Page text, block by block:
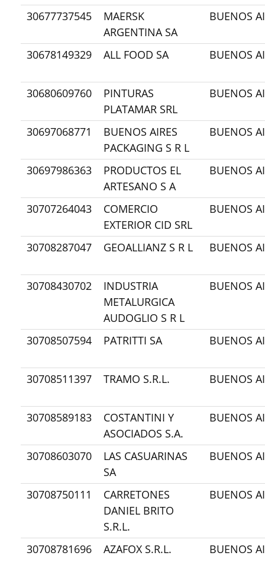
30677737545
MAERSK
ARGENTINA SA
BUENOS
30678149329 ALL FOOD SA BUENOS
30680609760
PINTURAS
PLATAMAR SRL
BUENOS
30697068771
BUENOS AIRES
PACKAGING S R L
BUENOS
30697986363
PRODUCTOS EL
ARTESANO S A
BUENOS
30707264043
COMERCIO
EXTERIOR CID SRL
BUENOS
30708287047 GEOALLIANZ S R L BUENOS
30708430702
INDUSTRIA
METALURGICA
AUDOGLIO S R L
BUENOS
30708507594 PATRITTI SA BUENOS
30708511397 TRAMO S.R.L. BUENOS
30708589183
COSTANTINI Y
ASOCIADOS S.A.
BUENOS
30708603070
LAS CASUARINAS
SA
BUENOS
30708750111
CARRETONES
DANIEL BRITO
S.R.L.
BUENOS
30708781696 AZAFOX S.R.L. BUENOS